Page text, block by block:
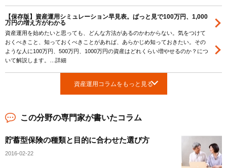
【保存版】資産運用シミュレーション早見表。ぱっと見で100万円、1,000
万円の増え方がわかる
資産運用を始めたいと思っても、どんな方法があるのかわからない。気をつけて
おくべきこと、知っておくべきことがあれば、あらかじめ知っておきたい。その
ような人に100万円、500万円、1000万円の資産はどれくらい増やせるのか？につ
いて解説します。…詳細
資産運用コラムをもっと見る
この分野の専門家が書いたコラム
貯蓄型保険の種類と目的に合わせた選び方
2016-02-22